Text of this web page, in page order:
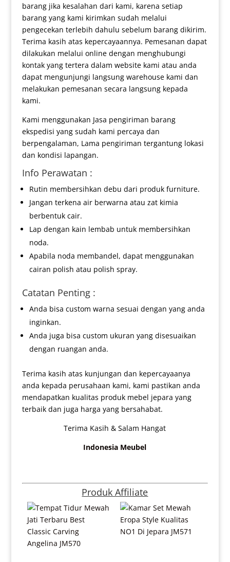
barang jika kesalahan dari kami, karena setiap
barang yang kami kirimkan sudah melalui
pengecekan terlebih dahulu sebelum barang dikirim.
Terima kasih atas kepercayaannya. Pemesanan dapat
dilakukan melalui online dengan menghubungi
kontak yang tertera dalam website kami atau anda
dapat mengunjungi langsung warehouse kami dan
melakukan pemesanan secara langsung kepada
kami.
Kami menggunakan Jasa pengiriman barang
ekspedisi yang sudah kami percaya dan
berpengalaman, Lama pengiriman tergantung lokasi
dan kondisi lapangan.
Info Perawatan :
Rutin membersihkan debu dari produk furniture.
Jangan terkena air berwarna atau zat kimia
berbentuk cair.
Lap dengan kain lembab untuk membersihkan
noda.
Apabila noda membandel, dapat menggunakan
cairan polish atau polish spray.
Catatan Penting :
Anda bisa custom warna sesuai dengan yang anda
inginkan.
Anda juga bisa custom ukuran yang disesuaikan
dengan ruangan anda.
Terima kasih atas kunjungan dan kepercayaanya
anda kepada perusahaan kami, kami pastikan anda
mendapatkan kualitas produk mebel jepara yang
terbaik dan juga harga yang bersahabat.
Terima Kasih & Salam Hangat
Indonesia Meubel
Produk Affiliate